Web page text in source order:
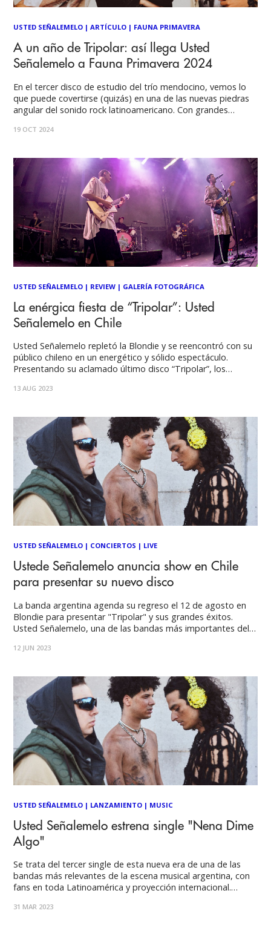
USTED SEÑALEMELO |ARTÍCULO | FAUNA PRIMAVERA
A un año de Tripolar: así llega Usted
Señalemelo a Fauna Primavera 2024
En el tercer disco de estudio del trío mendocino, vemos lo
que puede covertirse (quizás) en una de las nuevas piedras
angular del sonido rock latinoamericano. Con grandes
álbum terminó de consolidar una carrera que parece seguir
19 OCT 2024
USTED SEÑALEMELO | REVIEW | GALERÍA FOTOGRÁFICA
La enérgica fiesta de “Tripolar”: Usted
Señalemelo en Chile
Usted Señalemelo repletó la Blondie y se reencontró con su
público chileno en un energético y sólido espectáculo.
Presentando su aclamado último disco “Tripolar”, los
base de potencia escénica y cercanía con sus fans. Por José
13 AUG 2023
USTED SEÑALEMELO | CONCIERTOS | LIVE
Ustede Señalemelo anuncia show en Chile
para presentar su nuevo disco
La banda argentina agenda su regreso el 12 de agosto en
Blondie para presentar "Tripolar" y sus grandes éxitos.
Usted Señalemelo, una de las bandas más importantes del
nuevo material "Tripolar", disco que ha cosechado buenas
12 JUN 2023
USTED SEÑALEMELO | LANZAMIENTO | MUSIC
Usted Señalemelo estrena single "Nena Dime
Algo"
Se trata del tercer single de esta nueva era de una de las
bandas más relevantes de la escena musical argentina, con
fans en toda Latinoamérica y proyección internacional.
“Nuevo Comienzo” y “Las Flores Sangran”. Juntas, las tres
31 MAR 2023